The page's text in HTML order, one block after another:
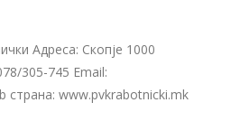
Адреса: Скопје 1000
305-745 Email:
страна: www.pvkrabotnicki.mk